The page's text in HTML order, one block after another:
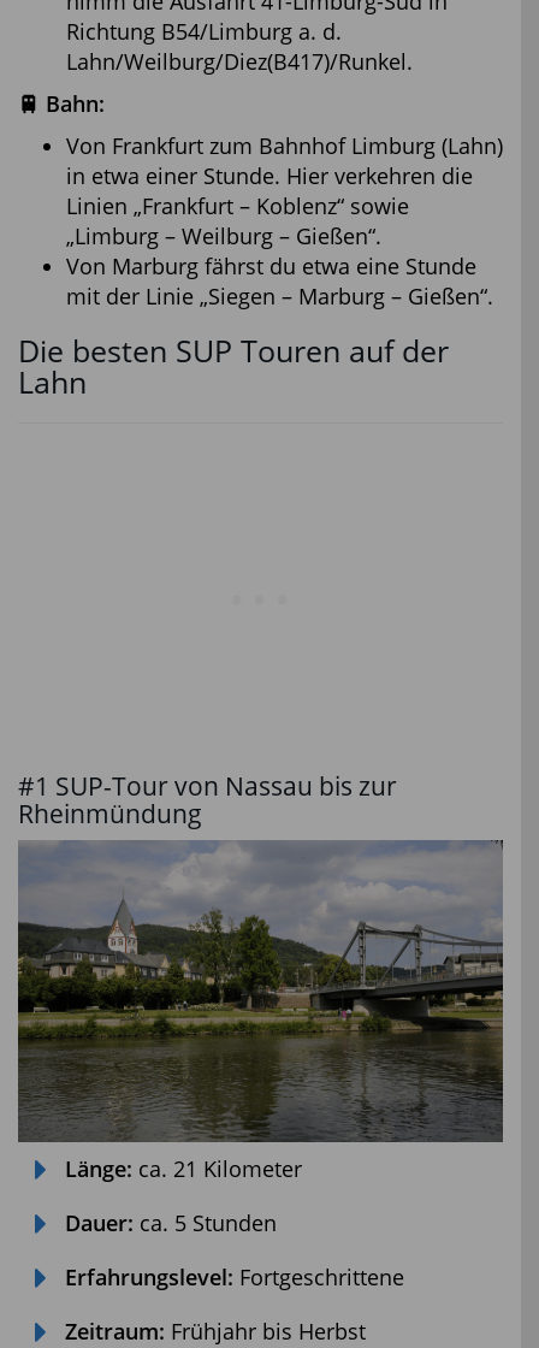
Richtung B54/Limburg a. d.
Lahn/Weilburg/Diez(B417)/Runkel.
🚆 Bahn:
Von Frankfurt zum Bahnhof Limburg (Lahn)
in etwa einer Stunde. Hier verkehren die
Linien „Frankfurt – Koblenz“ sowie
„Limburg – Weilburg – Gießen“.
Von Marburg fährst du etwa eine Stunde
mit der Linie „Siegen – Marburg – Gießen“.
Die besten SUP Touren auf der
Lahn
#1 SUP-Tour von Nassau bis zur
Rheinmündung
Länge: ca. 21 Kilometer
Dauer: ca. 5 Stunden
Erfahrungslevel: Fortgeschrittene
Zeitraum: Frühjahr bis Herbst